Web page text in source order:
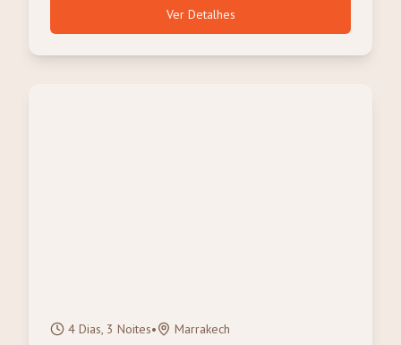
Ver Detalhes
4 Dias, 3 Noites• Marrakech